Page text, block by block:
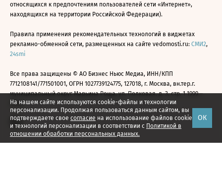
На нашем сайте используются cookie-файлы и технологии
персонализации. Продолжая пользоваться данным сайтом, вы
подтверждаете свое согласие на использование файлов cookie
и технологий персонализации в соответствии с Политикой в
отношении обработки персональных данных.
ОК
относящихся к предпочтениям пользователей сети «Интернет»,
находящихся на территории Российской Федерации).
Правила применения рекомендательных технологий в виджетах
рекламно-обменной сети, размещенных на сайте vedomosti.ru: СМИ2,
24smi
Все права защищены © АО Бизнес Ньюс Медиа, ИНН/КПП
7712108141/771501001, ОГРН 1027739124775, 127018, г. Москва, вн.тер.г.
муниципальный округ Марьина Роща, ул. Полковая, д. 3, стр. 1 1999—
2026